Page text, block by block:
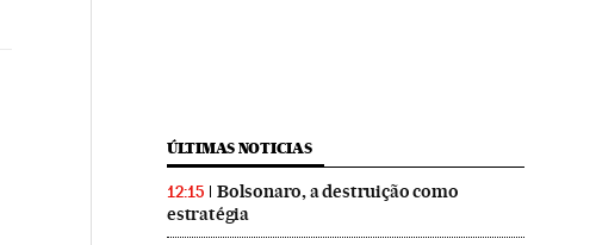
ÚLTIMAS NOTICIAS
12:15
Bolsonaro, a destruição como
estratégia